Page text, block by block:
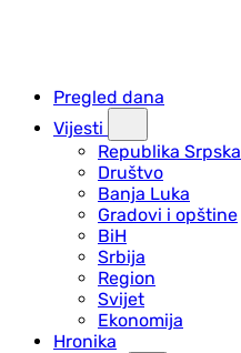
Pregled dana
Vijesti
Republika Srpska
Društvo
Banja Luka
Gradovi i opštine
BiH
Srbija
Region
Svijet
Ekonomija
Hronika